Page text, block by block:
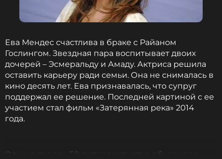
Ева Мендес счастлива в браке с Райаном
Гослингом. Звездная пара воспитывает двоих
дочерей – Эсмеральду и Амаду. Актриса решила
оставить карьеру ради семьи. Она не снималась в
кино десять лет. Ева признавалась, что супруг
поддержал ее решение. Последней картиной с ее
участием стал фильм «Затерянная река» 2014
года.
Однако теперь 50-летняя артистка объявила о